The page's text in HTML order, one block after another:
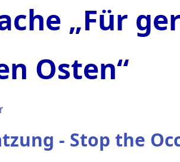
„Für
Osten“
- Stop the